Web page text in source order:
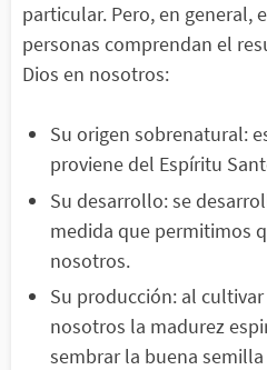
particular. Pero, en general,
personas comprendan el
Dios en nosotros:
Su origen sobrenatural:
proviene del Espíritu
Su desarrollo: se
medida que permitimos
nosotros.
Su producción: al
nosotros la madurez
sembrar la buena